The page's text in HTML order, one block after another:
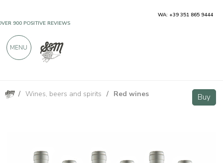
/ Wines, beers and spirits / Red wines Buy
Buy
WA: +39 351 865 9444
MENU